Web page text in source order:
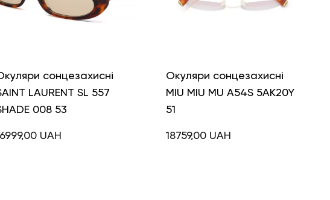
сонцезахисні
LAURENT SL 557
008 53
UAH
Окуляри сонцезахисні
MIU MIU MU A54S 5AK20Y
51
18759,00 UAH